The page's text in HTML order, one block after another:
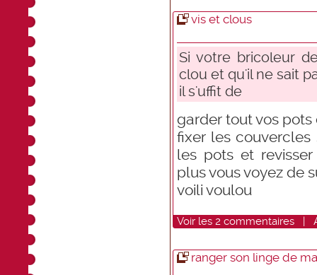
vis et clous
Si votre bricoleur
clou et qu'il ne sait
il s'uffit de
garder tout vos pots
fixer les couvercles
les pots et
plus vous voyez de
voili voulou
Voir les 2 commentaires |
ranger son linge de